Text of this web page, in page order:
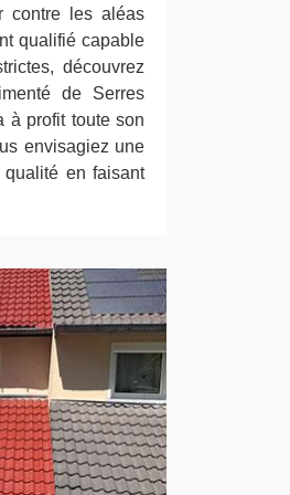
contre les aléas
qualifié capable
découvrez
de Serres
à profit toute son
envisagiez une
en faisant